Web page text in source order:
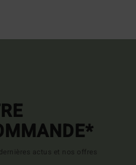
actus et nos offres